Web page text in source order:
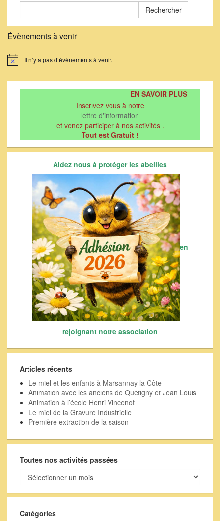
Évènements à venir
Notice Il n’y a pas d’évènements à venir.
EN SAVOIR PLUS
Inscrivez vous à notre
lettre d'information
et venez participer à nos activités .
Tout est Gratuit !
Aidez nous à protéger les abeilles
en
rejoignant notre association
Articles récents
Le miel et les enfants à Marsannay la Côte
Animation avec les anciens de Quetigny et Jean Louis
Animation à l’école Henri Vincenot
Le miel de la Gravure Industrielle
Première extraction de la saison
Toutes nos activités passées
Toutes
nos
activités
Catégories